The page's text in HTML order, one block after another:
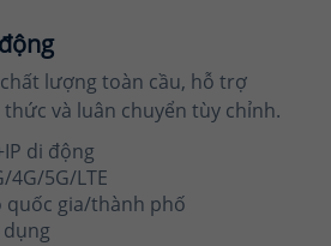
lượng toàn cầu, hỗ trợ
và luân chuyển tùy chỉnh.
di động
4G/5G/LTE
quốc gia/thành phố
dụng